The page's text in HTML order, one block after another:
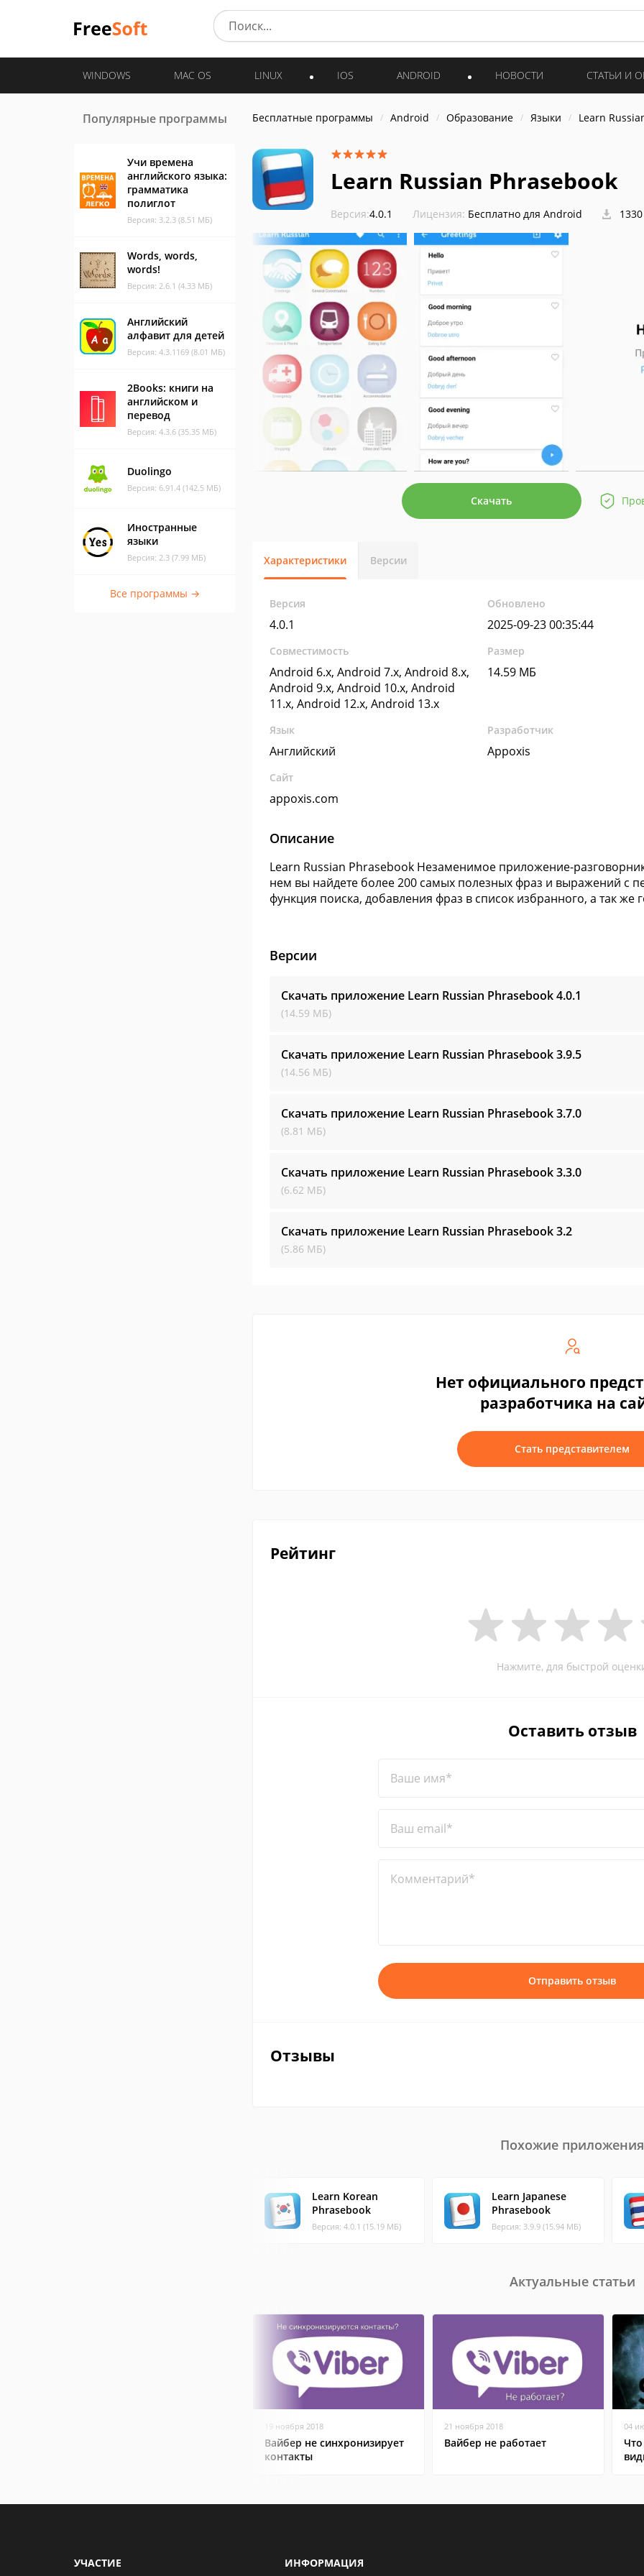
WINDOWS MAC OS LINUX IOS ANDROID НОВОСТИ СТАТЬИ И
Популярные программы
Учи времена
английского языка:
грамматика
полиглот
Версия: 3.2.3 (8.51 МБ)
Words, words,
words!
Версия: 2.6.1 (4.33 МБ)
Английский
алфавит для детей
Версия: 4.3.1169 (8.01 МБ)
2Books: книги на
английском и
перевод
Версия: 4.3.6 (35.35 МБ)
Duolingo
Версия: 6.91.4 (142.5 МБ)
Иностранные
языки
Версия: 2.3 (7.99 МБ)
Все программы →
Бесплатные программы Android Образование Языки Learn
Learn Russian Phrasebook
Версия:4.0.1 Лицензия: Бесплатно для Android
Скачать
Характеристики Версии
Версия
4.0.1
Обновлено
2025-09-23 00:35:44
Совместимость
Android 6.x, Android 7.x, Android 8.x,
Android 9.x, Android 10.x, Android
11.x, Android 12.x, Android 13.x
Размер
14.59 МБ
Язык
Английский
Разработчик
Appoxis
Сайт
appoxis.com
Описание
Learn Russian Phrasebook Незаменимое приложение-
нем вы найдете более 200 самых полезных фраз и выражений с
функция поиска, добавления фраз в список избранного, а так же
Версии
Скачать приложение Learn Russian Phrasebook4.0.1
(14.59 МБ)
Скачать приложение Learn Russian Phrasebook3.9.5
(14.56 МБ)
Скачать приложение Learn Russian Phrasebook3.7.0
(8.81 МБ)
Скачать приложение Learn Russian Phrasebook3.3.0
(6.62 МБ)
Скачать приложение Learn Russian Phrasebook3.2
(5.86 МБ)
Нет официального
разработчика на
Стать представителем
Рейтинг
Нажмите, для быстрой
Оставить отзыв
Ваше имя*
Ваш email*
Комментарий*
Отправить отзыв
Отзывы
Похожие приложения
Learn Korean
Phrasebook
Версия: 4.0.1 (15.19 МБ)
Learn Japanese
Phrasebook
Версия: 3.9.9 (15.94 МБ)
Актуальные статьи
19 ноября 2018
Вайбер не синхронизирует
контакты
21 ноября 2018
Вайбер не работает
04
УЧАСТИЕ ИНФОРМАЦИЯ